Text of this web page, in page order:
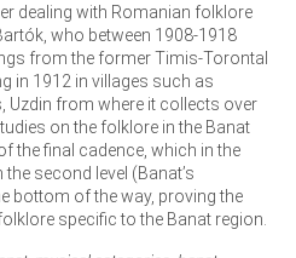
dealing with Romanian folklore
who between 1908-1918
from the former Timis-Torontal
in 1912 in villages such as
Uzdin from where it collects over
on the folklore in the Banat
the final cadence, which in the
second level (Banat’s
bottom of the way, proving the
specific to the Banat region.